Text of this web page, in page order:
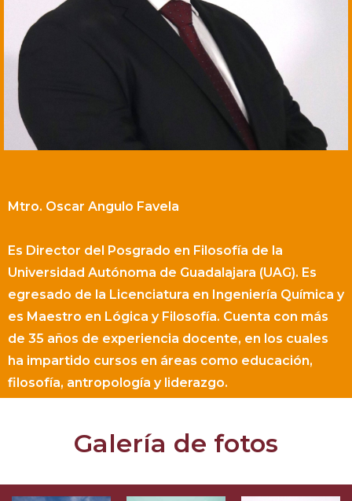
Mtro. Oscar Angulo Favela
Es Director del Posgrado en Filosofía de la
Universidad Autónoma de Guadalajara (UAG). Es
egresado de la Licenciatura en Ingeniería Química y
es Maestro en Lógica y Filosofía. Cuenta con más
de 35 años de experiencia docente, en los cuales
ha impartido cursos en áreas como educación,
filosofía, antropología y liderazgo.
Galería de fotos